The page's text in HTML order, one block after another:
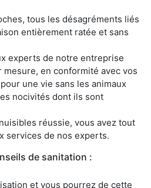
tous les désagréments liés
entièrement ratée et sans
experts de notre entreprise
en conformité avec vos
une vie sans les animaux
nocivités dont ils sont
réussie, vous avez tout
services de nos experts.
de sanitation :
et vous pourrez de cette